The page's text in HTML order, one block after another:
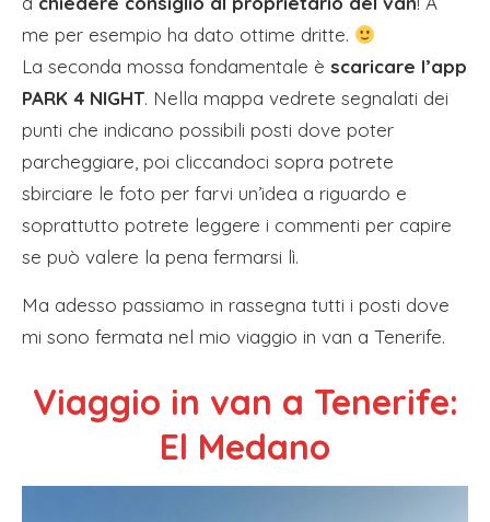
me per esempio ha dato ottime dritte.
La seconda mossa fondamentale è scaricare l’app
PARK 4 NIGHT. Nella mappa vedrete segnalati dei
punti che indicano possibili posti dove poter
parcheggiare, poi cliccandoci sopra potrete
sbirciare le foto per farvi un’idea a riguardo e
soprattutto potrete leggere i commenti per capire
se può valere la pena fermarsi lì.
Ma adesso passiamo in rassegna tutti i posti dove
mi sono fermata nel mio viaggio in van a Tenerife.
Viaggio in van a Tenerife:
El Medano